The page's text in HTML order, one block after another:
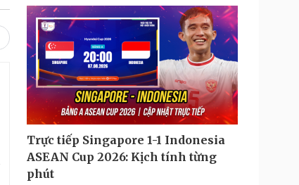
Trực tiếp Singapore 1-1 Indonesia
ASEAN Cup 2026: Kịch tính từng
phút